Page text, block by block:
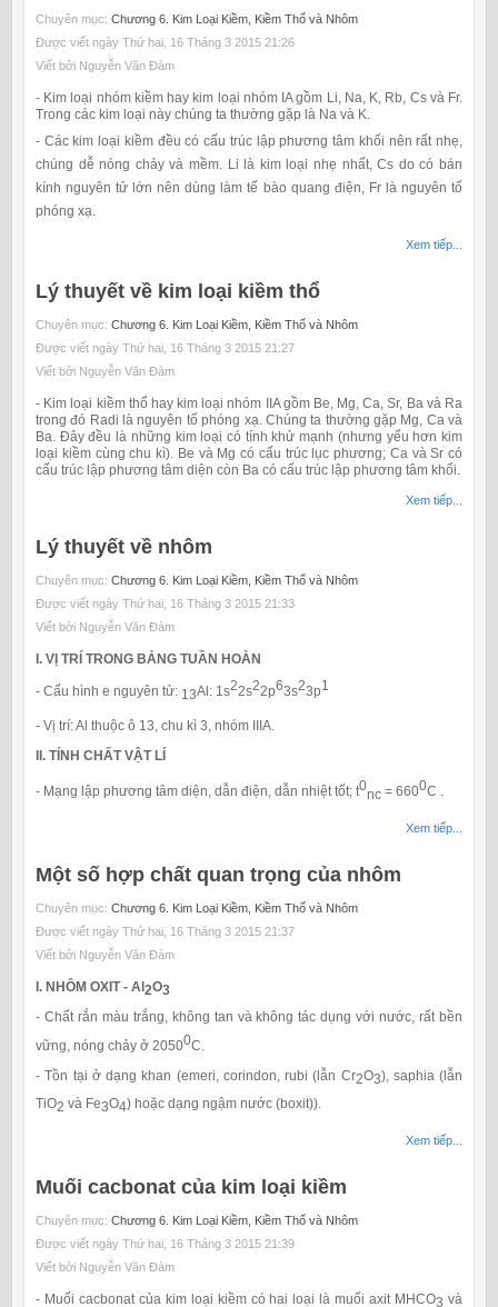
Chuyên mục: Chương 6. Kim Loại Kiềm, Kiềm Thổ và Nhôm
Được viết ngày Thứ hai, 16 Tháng 3 2015 21:26
Viết bởi Nguyễn Văn Đàm
- Kim loại nhóm kiềm hay kim loại nhóm IA gồm Li, Na, K, Rb, Cs và Fr.
Trong các kim loại này chúng ta thường gặp là Na và K.
- Các kim loại kiềm đều có cấu trúc lập phương tâm khối nên rất nhẹ,
chúng dễ nóng chảy và mềm. Li là kim loại nhẹ nhất, Cs do có bán
kính nguyên tử lớn nên dùng làm tế bào quang điện, Fr là nguyên tố
phóng xạ.
Xem tiếp...
Lý thuyết về kim loại kiềm thổ
Chuyên mục: Chương 6. Kim Loại Kiềm, Kiềm Thổ và Nhôm
Được viết ngày Thứ hai, 16 Tháng 3 2015 21:27
Viết bởi Nguyễn Văn Đàm
- Kim loại kiềm thổ hay kim loại nhóm IIA gồm Be, Mg, Ca, Sr, Ba và Ra
trong đó Radi là nguyên tố phóng xạ. Chúng ta thường gặp Mg, Ca và
Ba. Đây đều là những kim loại có tính khử mạnh (nhưng yếu hơn kim
loại kiềm cùng chu kì). Be và Mg có cấu trúc lục phương; Ca và Sr có
cấu trúc lập phương tâm diện còn Ba có cấu trúc lập phương tâm khối.
Xem tiếp...
Lý thuyết về nhôm
Chuyên mục: Chương 6. Kim Loại Kiềm, Kiềm Thổ và Nhôm
Được viết ngày Thứ hai, 16 Tháng 3 2015 21:33
Viết bởi Nguyễn Văn Đàm
I. VỊ TRÍ TRONG BẢNG TUẦN HOÀN
- Cấu hình e nguyên tử: 13Al: 1s22s22p63s23p1
- Vị trí: Al thuộc ô 13, chu kì 3, nhóm IIIA.
II. TÍNH CHẤT VẬT LÍ
- Mạng lập phương tâm diện, dẫn điện, dẫn nhiệt tốt; t0
nc = 6600C .
Xem tiếp...
Một số hợp chất quan trọng của nhôm
Chuyên mục: Chương 6. Kim Loại Kiềm, Kiềm Thổ và Nhôm
Được viết ngày Thứ hai, 16 Tháng 3 2015 21:37
Viết bởi Nguyễn Văn Đàm
I. NHÔM OXIT - Al 2O3
- Chất rắn màu trắng, không tan và không tác dụng với nước, rất bền
vững, nóng chảy ở 20500C.
- Tồn tại ở dạng khan (emeri, corindon, rubi (lẫn Cr2O3), saphia (lẫn
TiO2 và Fe3O4) hoặc dạng ngậm nước (boxit)).
Xem tiếp...
Muối cacbonat của kim loại kiềm
Chuyên mục: Chương 6. Kim Loại Kiềm, Kiềm Thổ và Nhôm
Được viết ngày Thứ hai, 16 Tháng 3 2015 21:39
Viết bởi Nguyễn Văn Đàm
- Muối cacbonat của kim loại kiềm có hai loại là muối axit MHCO3 và